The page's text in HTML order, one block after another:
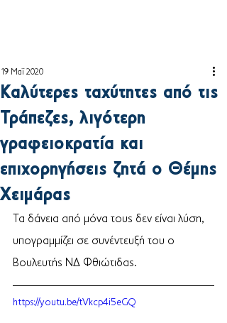
Καλύτερες ταχύτητες από τις
Τράπεζες, λιγότερη
γραφειοκρατία και
επιχορηγήσεις ζητά ο Θέμης
Χειμάρας
19 Μαΐ 2020
Τα δάνεια από μόνα τους δεν είναι λύση,
υπογραμμίζει σε συνέντευξή του ο
Βουλευτής ΝΔ Φθιώτιδας.
https://youtu.be/tVkcp4i5eGQ